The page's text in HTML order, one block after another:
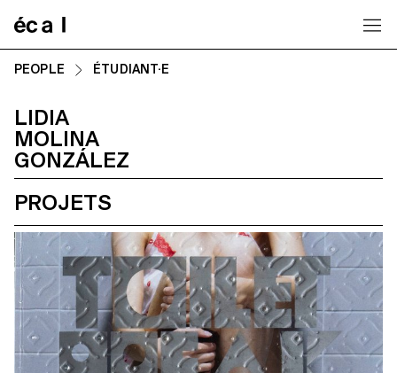
PEOPLE ÉTUDIANT·E
LIDIA
MOLINA
GONZÁLEZ
PROJETS